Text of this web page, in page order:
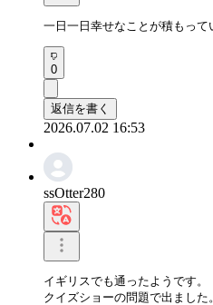
一日一日幸せなことが積もって
0
返信を書く
2026.07.02 16:53
ssOtter280
イギリスでも通ったようです。
クイズショーの問題で出ました。